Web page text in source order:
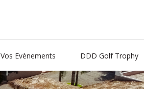
Vos Evènements DDD Golf Trophy